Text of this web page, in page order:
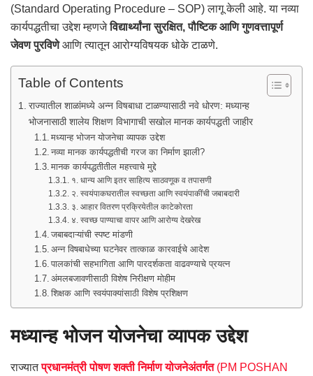
(Standard Operating Procedure – SOP) लागू केली आहे. या नव्या
कार्यपद्धतीचा उद्देश म्हणजेविद्यार्थ्यांना सुरक्षित, पौष्टिक आणि गुणवत्तापूर्ण
जेवण पुरविणेआणि त्यातून आरोग्यविषयक धोके टाळणे.
Table of Contents
राज्यातील शाळांमध्ये अन्न विषबाधा टाळण्यासाठी नवे धोरण: मध्यान्ह
भोजनासाठी शालेय शिक्षण विभागाची सखोल मानक कार्यपद्धती जाहीर
मध्यान्ह भोजन योजनेचा व्यापक उद्देश
नव्या मानक कार्यपद्धतीची गरज का निर्माण झाली?
मानक कार्यपद्धतीतील महत्त्वाचे मुद्दे
१. धान्य आणि इतर साहित्य साठवणूक व तपासणी
२. स्वयंपाकघरातील स्वच्छता आणि स्वयंपाकींची जबाबदारी
३. आहार वितरण प्रक्रियेतील काटेकोरता
४. स्वच्छ पाण्याचा वापर आणि आरोग्य देखरेख
जबाबदाऱ्यांची स्पष्ट मांडणी
अन्न विषबाधेच्या घटनेवर तात्काळ कारवाईचे आदेश
पालकांची सहभागिता आणि पारदर्शकता वाढवण्याचे प्रयत्न
अंमलबजावणीसाठी विशेष निरीक्षण मोहीम
शिक्षक आणि स्वयंपाक्यांसाठी विशेष प्रशिक्षण
मध्यान्ह भोजन योजनेचा व्यापक उद्देश
राज्यातप्रधानमंत्री पोषण शक्ती निर्माण योजनेअंतर्गत(PM POSHAN